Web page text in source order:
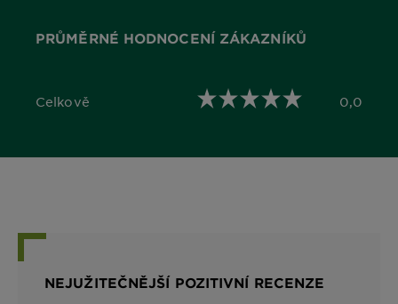
PRŮMĚRNÉ HODNOCENÍ ZÁKAZNÍKŮ
Celkově
0,0 out of 5 stars 0,0
NEJUŽITEČNĚJŠÍ POZITIVNÍ RECENZE